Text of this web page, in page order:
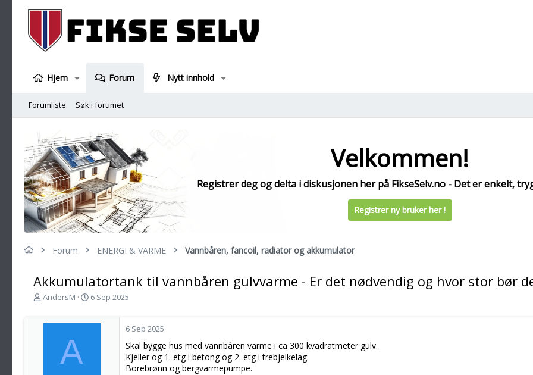
Hjem Forum Nytt innhold
Forumliste Søk i forumet
Velkommen!
Registrer deg og delta i diskusjonen her på FikseSelv.no - Det er enkelt,
Registrer ny bruker her !
Forum ENERGI & VARME Vannbåren, fancoil, radiator og akkumulator
Akkumulatortank til vannbåren gulvvarme - Er det nødvendig og hvor stor bør
T
AndersM
S
6 Sep 2025
A
6 Sep 2025
Skal bygge hus med vannbåren varme i ca 300 kvadratmeter gulv.
Kjeller og 1. etg i betong og 2. etg i trebjelkelag.
Borebrønn og bergvarmepumpe.